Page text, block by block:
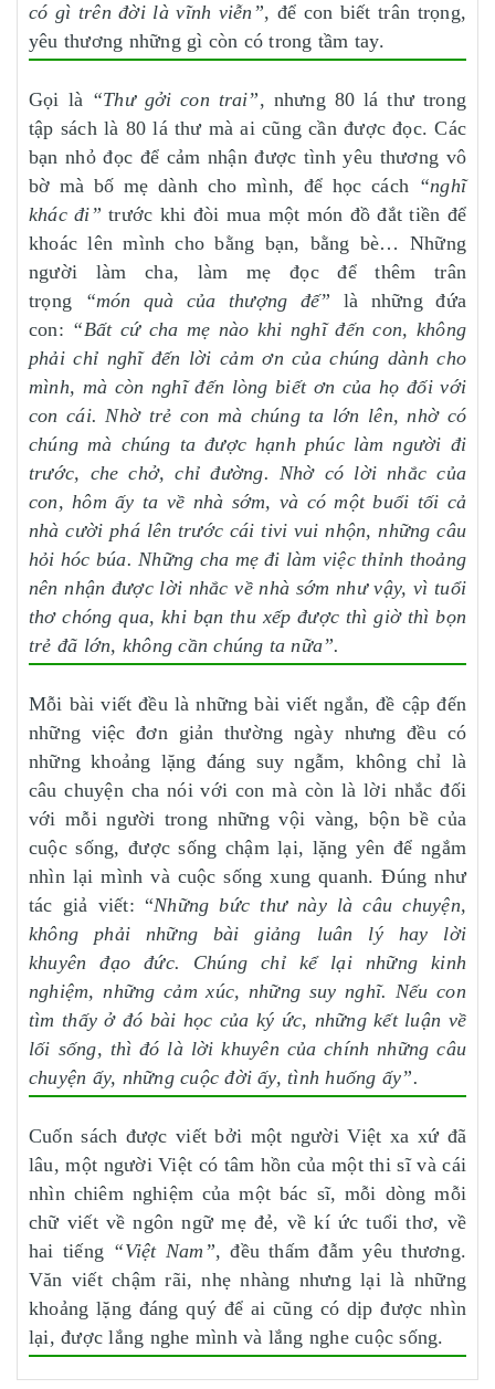
có gì trên đời là vĩnh viễn”, để con biết trân trọng,
yêu thương những gì còn có trong tầm tay.
Gọi là “Thư gởi con trai”, nhưng 80 lá thư trong
tập sách là 80 lá thư mà ai cũng cần được đọc. Các
bạn nhỏ đọc để cảm nhận được tình yêu thương vô
bờ mà bố mẹ dành cho mình, để học cách “nghĩ
khác đi” trước khi đòi mua một món đồ đắt tiền để
khoác lên mình cho bằng bạn, bằng bè… Những
người làm cha, làm mẹ đọc để thêm trân
trọng
“món quà của thượng đế” là những đứa
con: “Bất cứ cha mẹ nào khi nghĩ đến con, không
phải chỉ nghĩ đến lời cảm ơn của chúng dành cho
mình, mà còn nghĩ đến lòng biết ơn của họ đối với
con cái. Nhờ trẻ con mà chúng ta lớn lên, nhờ có
chúng mà chúng ta được hạnh phúc làm người đi
trước, che chở, chỉ đường. Nhờ có lời nhắc của
con, hôm ấy ta về nhà sớm, và có một buổi tối cả
nhà cười phá lên trước cái tivi vui nhộn, những câu
hỏi hóc búa. Những cha mẹ đi làm việc thỉnh thoảng
nên nhận được lời nhắc về nhà sớm như vậy, vì tuổi
thơ chóng qua, khi bạn thu xếp được thì giờ thì bọn
trẻ đã lớn, không cần chúng ta nữa”.
Mỗi bài viết đều là những bài viết ngắn, đề cập đến
những việc đơn giản thường ngày nhưng đều có
những khoảng lặng đáng suy ngẫm, không chỉ là
câu chuyện cha nói với con mà còn là lời nhắc đối
với mỗi người trong những vội vàng, bộn bề của
cuộc sống, được sống chậm lại, lặng yên để ngắm
nhìn lại mình và cuộc sống xung quanh. Đúng như
tác giả viết: “Những bức thư này là câu chuyện,
không phải những bài giảng luân lý hay lời
khuyênđạo đức. Chúng chỉ kể lại những kinh
nghiệm, những cảm xúc, những suy nghĩ. Nếu con
tìm thấy ở đó bài học của ký ức, những kết luận về
lối sống, thì đó là lời khuyên của chính những câu
chuyện ấy, những cuộc đời ấy, tình huống ấy”.
Cuốn sách được viết bởi một người Việt xa xứ đã
lâu, một người Việt có tâm hồn của một thi sĩ và cái
nhìn chiêm nghiệm của một bác sĩ, mỗi dòng mỗi
chữ viết về ngôn ngữ mẹ đẻ, về kí ức tuổi thơ, về
hai tiếng “Việt Nam”, đều thấm đẫm yêu thương.
Văn viết chậm rãi, nhẹ nhàng nhưng lại là những
khoảng lặng đáng quý để ai cũng có dịp được nhìn
lại, được lắng nghe mình và lắng nghe cuộc sống.